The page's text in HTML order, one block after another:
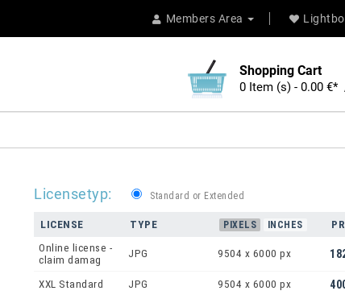
Members Area
Shopping Cart
0 Item
Licensetyp: Standard or Extended
LICENSE TYPE PIXELS INCHES
Online license -
claim damag
JPG 9504 x 6000 px
XXL Standard JPG 9504 x 6000 px